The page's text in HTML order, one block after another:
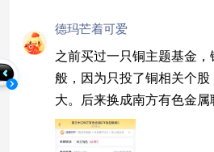
德玛芒着可爱
之前买过一只铜主题基金
般，因为只投了铜相关个
大。后来换成南方有色金
块，铜涨的时候铜股涨，铝
轮动也能跟上。宽基有色比